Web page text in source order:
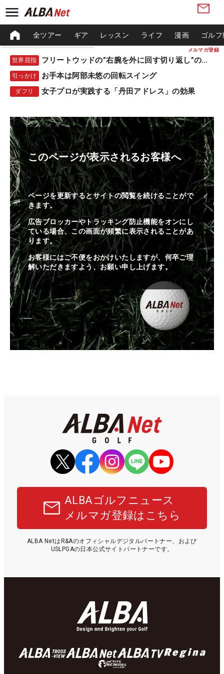
メルマガ登録
全ツアー ギア レッスン ライフ 漫画 ゴル
世界屈指 フリートウッドの”右腕を外に回す切り返し”の秘密
引っかけ お手本は阿部未悠の回転スイング
ダフリ 女子プロが実践する「丹田アドレス」の効果
このページが表示されるお客様へ
ページを更新するとサイトの閲覧を続けることがで
きます。
広告ブロッカーやトラッキング防止機能をオンにし
ている場合、この画面が頻繁に表示されることがあ
ります。
お客様にはご不便をおかけいたしますが、何卒ご理
解いただきますよう、お願い申し上げます。
ALBAゴルフニュース
メルマガ登録はこちら
ALBA NetはR&Aのオフィシャルデジタルパートナー、および
USLPGAの日本公式サイトパートナーです。